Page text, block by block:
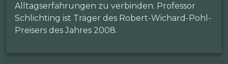
Alltagserfahrungen zu verbinden. Professor
Schlichting ist Träger des Robert-Wichard-Pohl-
Preisers des Jahres 2008.